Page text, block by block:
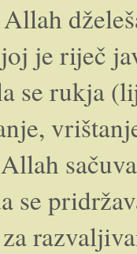
je riječ
se rukja
se